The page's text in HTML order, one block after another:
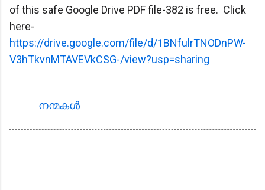
of this safe Google Drive PDF file-382 is free. Click
here-
https://drive.google.com/file/d/1BNfulrTNODnPW-
V3hTkvnMTAVEVkCSG-/view?usp=sharing
നന്മകള്‍